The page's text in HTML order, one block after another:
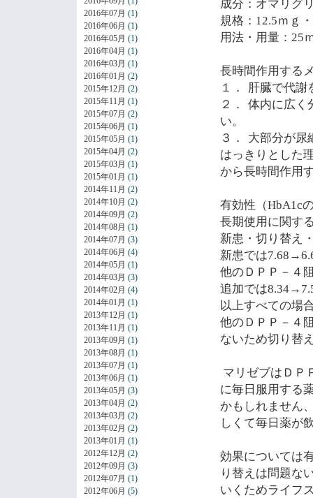
2016年07月 (1)
2016年06月 (1)
2016年05月 (1)
2016年04月 (1)
2016年03月 (1)
2016年01月 (2)
2015年12月 (2)
2015年11月 (1)
2015年07月 (2)
2015年06月 (1)
2015年05月 (1)
2015年04月 (2)
2015年03月 (1)
2015年01月 (1)
2014年11月 (2)
2014年10月 (2)
2014年09月 (2)
2014年08月 (1)
2014年07月 (3)
2014年06月 (4)
2014年05月 (1)
2014年03月 (3)
2014年02月 (4)
2014年01月 (1)
2013年12月 (1)
2013年11月 (1)
2013年09月 (1)
2013年08月 (1)
2013年07月 (1)
2013年06月 (1)
2013年05月 (3)
2013年04月 (2)
2013年03月 (2)
2013年02月 (2)
2013年01月 (1)
2012年12月 (2)
2012年09月 (3)
2012年07月 (1)
2012年06月 (5)
成分：オマリグ
規格： 12.5ｍｇ・
用法・用量： 25
長時間作用する
１．
肝臓で代謝
２．
体内に広く
い。
３．
大部分が尿
はっきりとした
から長時間作用
有効性（HbA1c
長期使用に関す
新患・切り替え
新患では7.68 →
他のＤＰＰ－４
追加では8.34→
以上すべての場
他のＤＰＰ－４
ないため切り替
マリゼブはＤＰ
に毎日服用する
かもしれません
しくて毎日薬が
効果については
り替えは問題な
いくためライフ